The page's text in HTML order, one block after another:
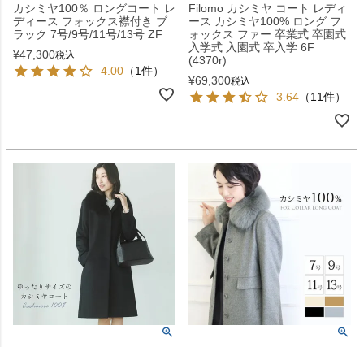
カシミヤ100％ ロングコート レ
ディース フォックス襟付き ブ
ラック 7号/9号/11号/13号 ZF
¥47,300税込
4.00 （1件）
Filomo カシミヤ コート レディ
ース カシミヤ100% ロング フ
ォックス ファー 卒業式 卒園式
入学式 入園式 卒入学 6F
(4370r)
¥69,300税込
3.64 （11件）